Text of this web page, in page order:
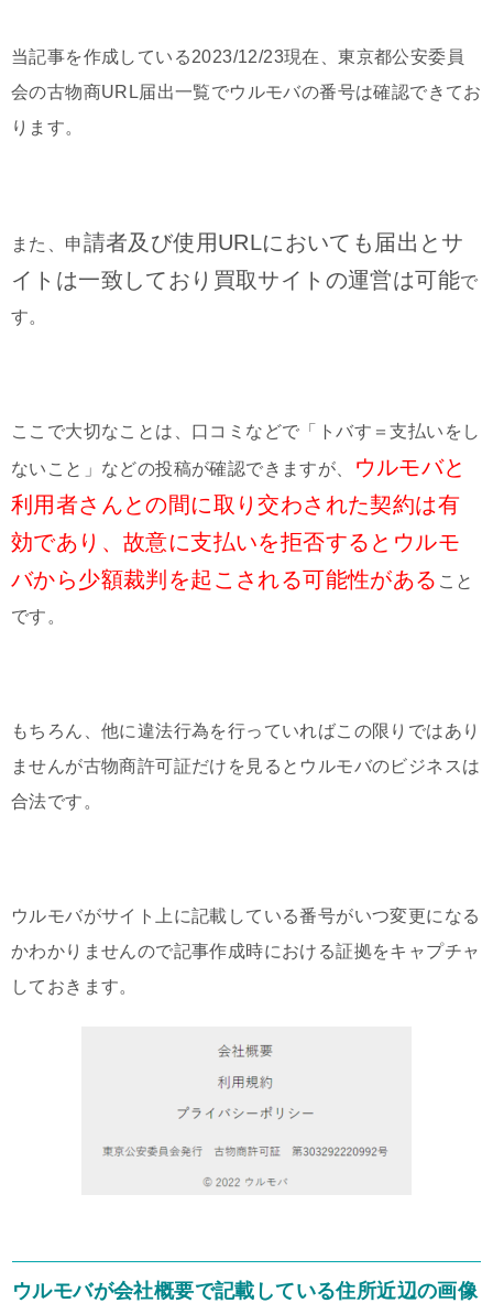
当記事を作成している2023/12/23現在、東京都公安委員
会の古物商URL届出一覧でウルモバの番号は確認できてお
ります。
また、申請者及び使用URLにおいても届出とサ
イトは一致しており買取サイトの運営は可能で
す。
ここで大切なことは、口コミなどで「トバす＝支払いをし
ないこと」などの投稿が確認できますが、
ウルモバと
利用者さんとの間に取り交わされた契約は有
効であり、故意に支払いを拒否するとウルモ
バから少額裁判を起こされる可能性がある こと
です。
もちろん、他に違法行為を行っていればこの限りではあり
ませんが古物商許可証だけを見るとウルモバのビジネスは
合法です。
ウルモバがサイト上に記載している番号がいつ変更になる
かわかりませんので記事作成時における証拠をキャプチャ
しておきます。
ウルモバが会社概要で記載している住所近辺の画像